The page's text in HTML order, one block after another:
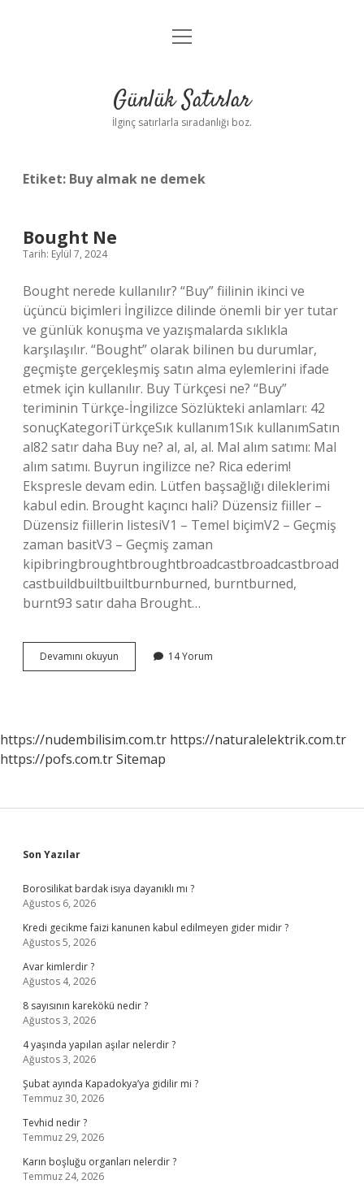
Anasayfa
Yasal Uyarı
menüyü
Günlük Satırlar
İlginç satırlarla sıradanlığı boz.
Etiket: Buy almak ne demek
Bought Ne
Tarih: Eylül 7, 2024
Bought nerede kullanılır? “Buy” fiilinin ikinci ve
üçüncü biçimleri İngilizce dilinde önemli bir yer tutar
ve günlük konuşma ve yazışmalarda sıklıkla
karşılaşılır. “Bought” olarak bilinen bu durumlar,
geçmişte gerçekleşmiş satın alma eylemlerini ifade
etmek için kullanılır. Buy Türkçesi ne? “Buy”
teriminin Türkçe-İngilizce Sözlükteki anlamları: 42
sonuçKategoriTürkçeSık kullanım1Sık kullanımSatın
al82 satır daha Buy ne? al, al, al. Mal alım satımı: Mal
alım satımı. Buyrun ingilizce ne? Rica ederim!
Ekspresle devam edin. Lütfen başsağlığı dileklerimi
kabul edin. Brought kaçıncı hali? Düzensiz fiiller –
Düzensiz fiillerin listesiV1 – Temel biçimV2 – Geçmiş
zaman basitV3 – Geçmiş zaman
kipibringbroughtbroughtbroadcastbroadcastbroad
castbuildbuiltbuiltburnburned, burntburned,
burnt93 satır daha Brought…
Devamını okuyun
Ne
14 Yorum
https://nudembilisim.com.tr https://naturalelektrik.com.tr
https://pofs.com.trSitemap
Sidebar
Son Yazılar
Borosilikat bardak isıya dayanıklı mı ?
Ağustos 6, 2026
Kredi gecikme faizi kanunen kabul edilmeyen gider midir ?
Ağustos 5, 2026
Avar kimlerdir ?
Ağustos 4, 2026
8 sayısının karekökü nedir ?
Ağustos 3, 2026
4 yaşında yapılan aşılar nelerdir ?
Ağustos 3, 2026
Şubat ayında Kapadokya’ya gidilir mi ?
Temmuz 30, 2026
Tevhid nedir ?
Temmuz 29, 2026
Karın boşluğu organları nelerdir ?
Temmuz 24, 2026